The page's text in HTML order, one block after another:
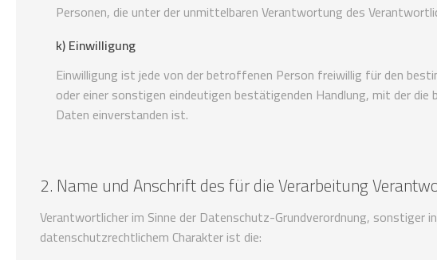
Personen, die unter der unmittelbaren Verantwortung des
k) Einwilligung
Einwilligung ist jede von der betroffenen Person freiwillig für den
oder einer sonstigen eindeutigen bestätigenden Handlung, mit der
Daten einverstanden ist.
2. Name und Anschrift des für die Verarbeitung
Verantwortlicher im Sinne der Datenschutz-Grundverordnung,
datenschutzrechtlichem Charakter ist die: